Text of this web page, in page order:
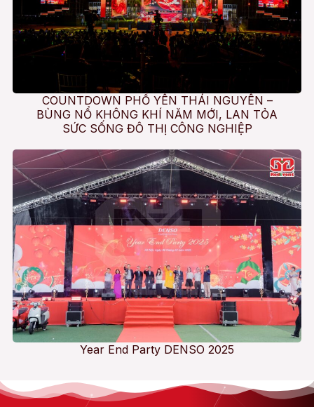
COUNTDOWN PHỔ YÊN THÁI NGUYÊN –
BÙNG NỔ KHÔNG KHÍ NĂM MỚI, LAN TỎA
SỨC SỐNG ĐÔ THỊ CÔNG NGHIỆP
Year End Party DENSO 2025